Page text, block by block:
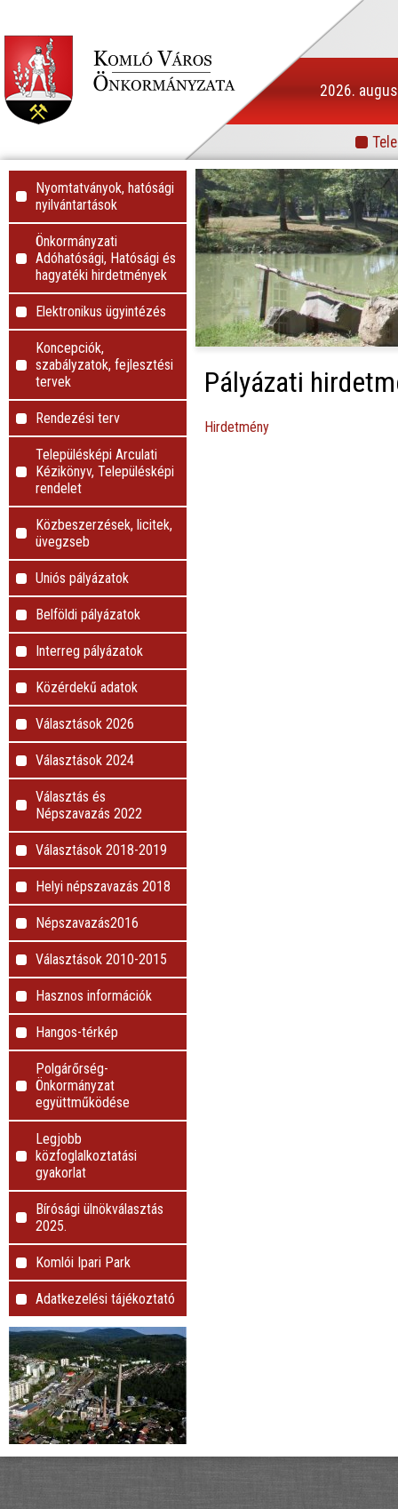
2026.
Nyomtatványok, hatósági
nyilvántartások
Önkormányzati
Adóhatósági, Hatósági és
hagyatéki hirdetmények
Elektronikus ügyintézés
Koncepciók,
szabályzatok, fejlesztési
tervek
Rendezési terv
Településképi Arculati
Kézikönyv, Településképi
rendelet
Közbeszerzések, licitek,
üvegzseb
Uniós pályázatok
Belföldi pályázatok
Interreg pályázatok
Közérdekű adatok
Választások 2026
Választások 2024
Választás és
Népszavazás 2022
Választások 2018-2019
Helyi népszavazás 2018
Népszavazás2016
Választások 2010-2015
Hasznos információk
Hangos-térkép
Polgárőrség-
Önkormányzat
együttműködése
Legjobb
közfoglalkoztatási
gyakorlat
Bírósági ülnökválasztás
2025.
Komlói Ipari Park
Adatkezelési tájékoztató
Pályázati
Hirdetmény